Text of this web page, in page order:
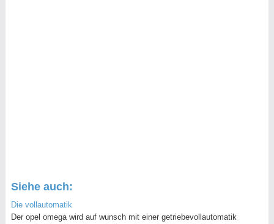
Siehe auch:
Die vollautomatik
Der opel omega wird auf wunsch mit einer getriebevollautomatik